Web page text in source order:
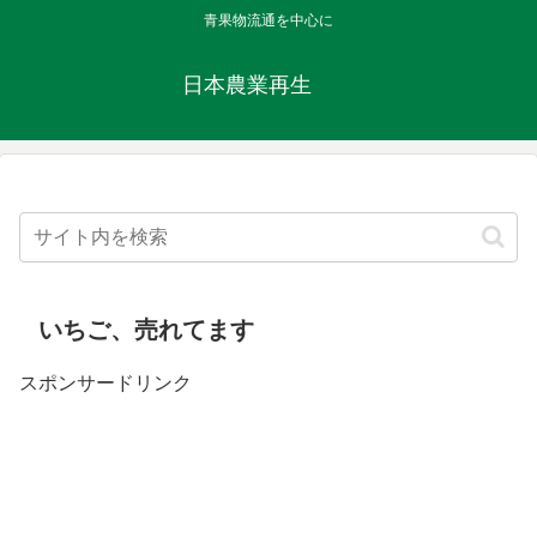
青果物流通を中心に
日本農業再生
いちご、売れてます
スポンサードリンク